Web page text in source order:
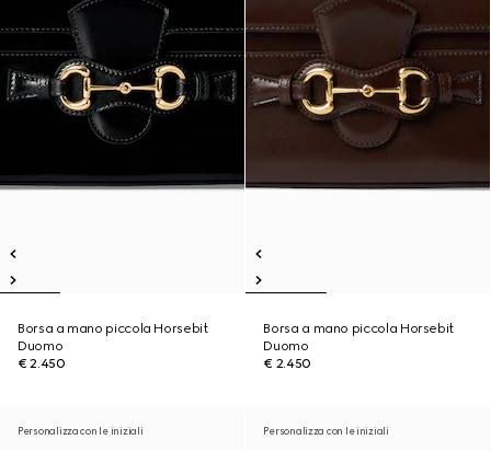
Borsa a mano piccola Horsebit
Duomo
€ 2.450
Borsa a mano piccola Horsebit
Duomo
€ 2.450
Personalizza con le iniziali Personalizza con le iniziali